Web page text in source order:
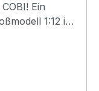
Ein
1:12 ist